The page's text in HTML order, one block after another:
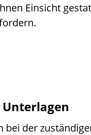
Einsicht
bei der